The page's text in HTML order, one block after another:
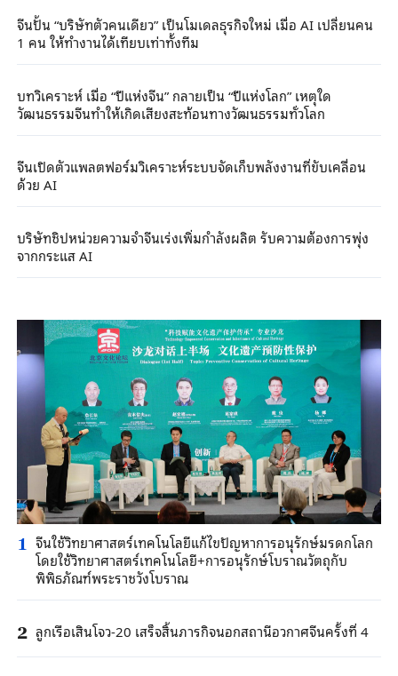
จีนปั้น “บริษัทตัวคนเดียว” เป็นโมเดลธุรกิจใหม่ เมื่อ AI เปลี่ยนคน
1 คน ให้ทำงานได้เทียบเท่าทั้งทีม
บทวิเคราะห์ เมื่อ “ปีแห่งจีน” กลายเป็น “ปีแห่งโลก” เหตุใด
วัฒนธรรมจีนทำให้เกิดเสียงสะท้อนทางวัฒนธรรมทั่วโลก
จีนเปิดตัวแพลตฟอร์มวิเคราะห์ระบบจัดเก็บพลังงานที่ขับเคลื่อน
ด้วย AI
บริษัทชิปหน่วยความจำจีนเร่งเพิ่มกำลังผลิต รับความต้องการพุ่ง
จากกระแส AI
1 จีนใช้วิทยาศาสตร์เทคโนโลยีแก้ไขปัญหาการอนุรักษ์มรดกโลก
โดยใช้วิทยาศาสตร์เทคโนโลยี+การอนุรักษ์โบราณวัตถุกับ
พิพิธภัณฑ์พระราชวังโบราณ
2 ลูกเรือเสินโจว-20 เสร็จสิ้นภารกิจนอกสถานีอวกาศจีนครั้งที่ 4